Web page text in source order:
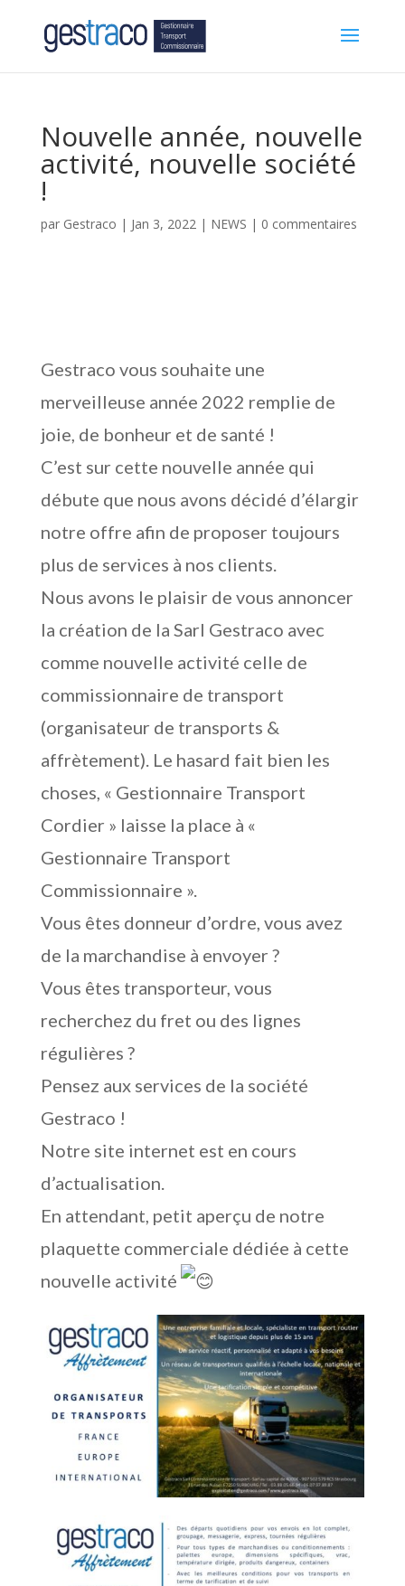
Nouvelle année, nouvelle
activité, nouvelle société
!
par Gestraco | Jan 3, 2022| NEWS | 0 commentaires
Gestraco vous souhaite une
merveilleuse année 2022 remplie de
joie, de bonheur et de santé !
C’est sur cette nouvelle année qui
débute que nous avons décidé d’élargir
notre offre afin de proposer toujours
plus de services à nos clients.
Nous avons le plaisir de vous annoncer
la création de la Sarl Gestraco avec
comme nouvelle activité celle de
commissionnaire de transport
(organisateur de transports &
affrètement). Le hasard fait bien les
choses, « Gestionnaire Transport
Cordier » laisse la place à «
Gestionnaire Transport
Commissionnaire ».
Vous êtes donneur d’ordre, vous avez
de la marchandise à envoyer ?
Vous êtes transporteur, vous
recherchez du fret ou des lignes
régulières ?
Pensez aux services de la société
Gestraco !
Notre site internet est en cours
d’actualisation.
En attendant, petit aperçu de notre
plaquette commerciale dédiée à cette
nouvelle activité